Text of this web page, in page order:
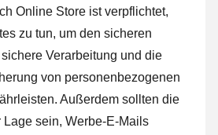
Online Store ist verpflichtet,
zu tun, um den sicheren
Verarbeitung und die
von personenbezogenen
Außerdem sollten die
Lage sein, Werbe-E-Mails